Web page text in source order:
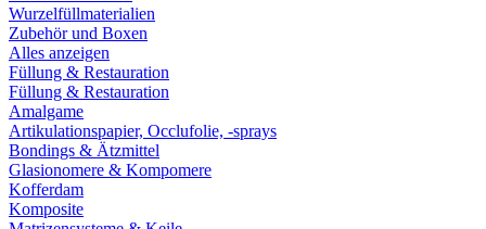
Wurzelfüllmaterialien
Zubehör und Boxen
Alles anzeigen
Füllung & Restauration
Füllung & Restauration
Amalgame
Artikulationspapier, Occlufolie, -sprays
Bondings & Ätzmittel
Glasionomere & Kompomere
Kofferdam
Komposite